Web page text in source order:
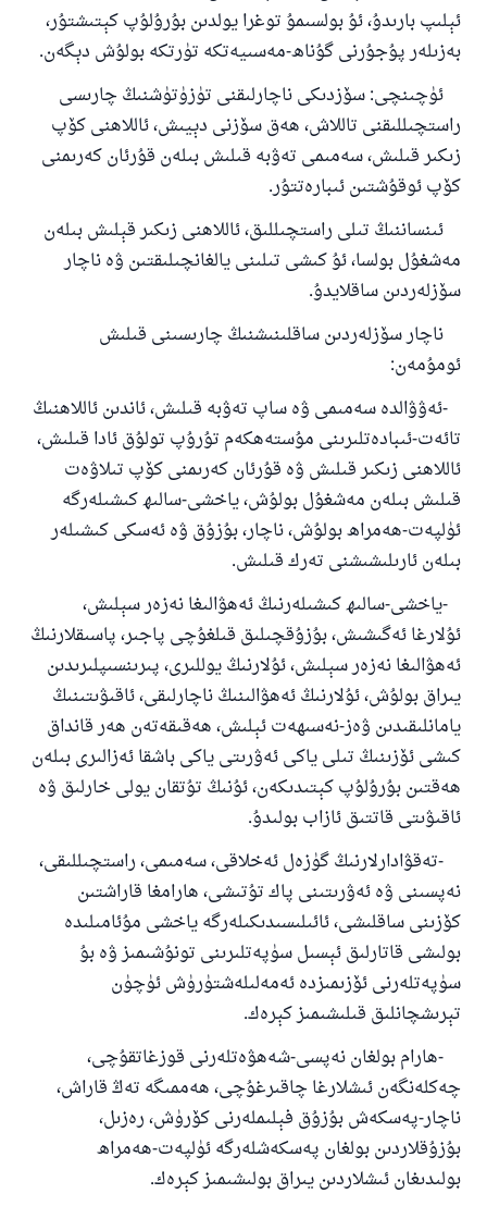
ئېلىپ بارىدۇ، ئۇ بولسىمۇ توغرا يولدىن بۇرۇلۇپ كېتىشتۇر،
بەزىلەر پۇجۇرنى گۇناھ-مەسىيەتكە تۈرتكە بولۇش دېگەن.
ئۈچىنچى: سۆزدىكى ناچارلىقنى تۈزۈتۈشنىڭ چارىسى
راستچىللىقنى تاللاش، ھەق سۆزنى دېيىش، ئاللاھنى كۆپ
زىكىر قىلىش، سەمىمى تەۋبە قىلىش بىلەن قۇرئان كەرىمنى
كۆپ ئوقۇشتىن ئىبارەتتۇر.
ئىنساننىڭ تىلى راستچىللىق، ئاللاھنى زىكىر قېلىش بىلەن
مەشغۇل بولسا، ئۇ كىشى تىلىنى يالغانچىلىقتىن ۋە ناچار
سۆزلەردىن ساقلايدۇ.
ناچار سۆزلەردىن ساقلىنىشنىڭ چارىسىنى قىلىش
ئومۇمەن:
-ئەۋۋالدە سەمىمى ۋە ساپ تەۋبە قىلىش، ئاندىن ئاللاھنىڭ
تائەت-ئىبادەتلىرىنى مۇستەھكەم تۇرۇپ تولۇق ئادا قىلىش،
ئاللاھنى زىكىر قىلىش ۋە قۇرئان كەرىمنى كۆپ تىلاۋەت
قىلىش بىلەن مەشغۇل بولۇش، ياخشى-سالىھ كىشىلەرگە
ئۈلپەت-ھەمراھ بولۇش، ناچار، بۇزۇق ۋە ئەسكى كىشىلەر
بىلەن ئارىلىشىشنى تەرك قىلىش.
-ياخشى-سالىھ كىشىلەرنىڭ ئەھۋالىغا نەزەر سېلىش،
ئۇلارغا ئەگىشىش، بۇزۇقچىلىق قىلغۇچى پاجىر، پاسىقلارنىڭ
ئەھۋالىغا نەزەر سېلىش، ئۇلارنىڭ يوللىرى، پىرىنسىپلىرىدىن
يىراق بولۇش، ئۇلارنىڭ ئەھۋالىنىڭ ناچارلىقى، ئاقىۋىتىنىڭ
يامانلىقىدىن ۋەز-نەسىھەت ئېلىش، ھەقىقەتەن ھەر قانداق
كىشى ئۆزىنىڭ تىلى ياكى ئەۋرىتى ياكى باشقا ئەزالىرى بىلەن
ھەقتىن بۇرۇلۇپ كېتىدىكەن، ئۇنىڭ تۇتقان يولى خارلىق ۋە
ئاقىۋىتى قاتتىق ئازاب بولىدۇ.
-تەقۋادارلارنىڭ گۈزەل ئەخلاقى، سەمىمى، راستچىللىقى،
نەپسىنى ۋە ئەۋرىتىنى پاك تۇتىشى، ھارامغا قاراشتىن
كۆزىنى ساقلىشى، ئائىلىسىدىكىلەرگە ياخشى مۇئامىلىدە
بولىشى قاتارلىق ئېسىل سۈپەتلىرىنى تونۇشىمىز ۋە بۇ
سۈپەتلەرنى ئۆزىمىزدە ئەمەلىلەشتۈرۈش ئۈچۈن
تېرىشچانلىق قىلىشىمىز كېرەك.
-ھارام بولغان نەپسى-شەھۋەتلەرنى قوزغاتقۇچى،
چەكلەنگەن ئىشلارغا چاقىرغۇچى، ھەممىگە تەڭ قاراش،
ناچار-پەسكەش بۇزۇق فېلىملەرنى كۆرۈش، رەزىل،
بۇزۇقلاردىن بولغان پەسكەشلەرگە ئۈلپەت-ھەمراھ
بولىدىغان ئىشلاردىن يىراق بولىشىمىز كېرەك.
ياخشىلىققا باشلارپ قويغان كىشى قىلغۇچىغا
ئوخشاش ساۋاپقا ئېرىشىدۇ
مۇسلىم رىۋايەت قىلغان (1893) ھەدىس
ئىئائە